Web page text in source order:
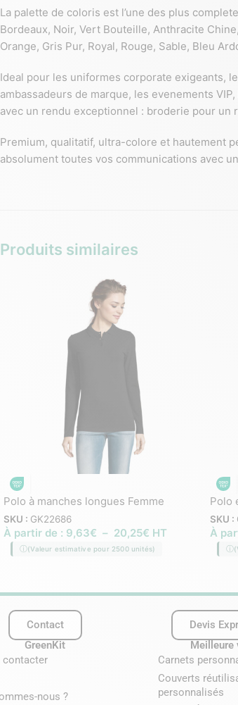
La palette de coloris est l’une des plus
Bordeaux, Noir, Vert Bouteille, Anthracite
Orange, Gris Pur, Royal, Rouge, Sable, Bleu
Ideal pour les uniformes corporate exigeants,
ambassadeurs de marque, les evenements
avec un rendu exceptionnel : broderie pour
Premium, qualitatif, ultra-colore et hautement
absolument toutes vos communications avec
Produits similaires
Polo à manches longues Femme
SKU : GK22686
À partir de : 9,63€ – 20,25€ HT
(Valeur estimative pour 2500 unités)
Polo
SKU :
À
Contact
GreenKit
contacter
nous ?
Devis
Meilleure
Carnets
Couverts
personnalisés